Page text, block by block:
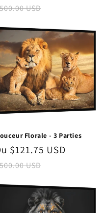
USD
Florale - 3 Parties
$121.75 USD
USD